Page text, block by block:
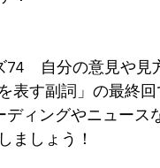
74　自分の意見や見
表す副詞」の最終
ディングやニュー
ましょう！